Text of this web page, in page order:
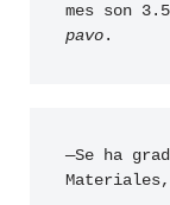
mes son
pavo .
—Se ha